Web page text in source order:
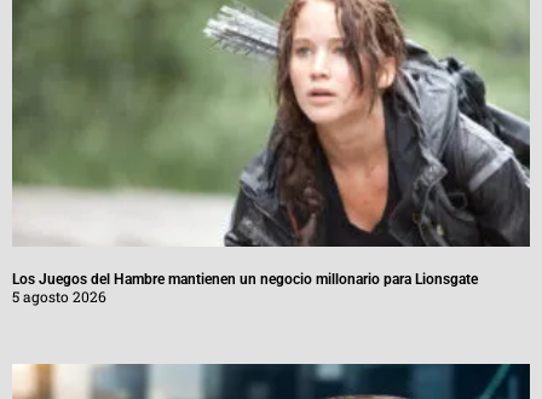
Los Juegos del Hambre mantienen un negocio millonario para Lionsgate
5 agosto 2026